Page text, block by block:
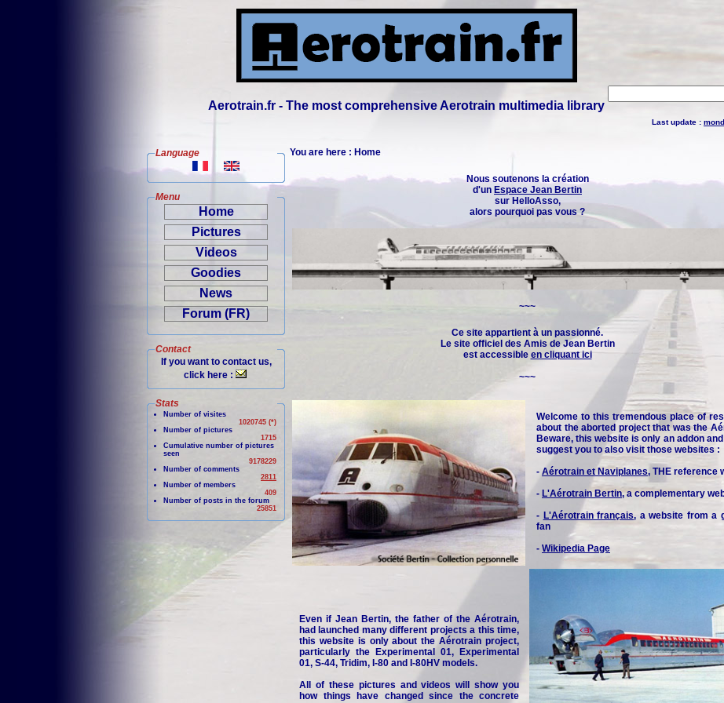
Aerotrain.fr - The most comprehensive Aerotrain multimedia library
Last update :
Language
Menu
Home
Pictures
Videos
Goodies
News
Forum (FR)
Contact
If you want to contact us,
click here :
Stats
Number of visites
1020745 (*)
Number of pictures
1715
Cumulative number of pictures
seen
9178229
Number of comments
2811
Number of members
409
Number of posts in the forum
25851
You are here : Home
Nous soutenons la création
d'un Espace Jean Bertin
sur HelloAsso,
alors pourquoi pas vous ?
~~~
Ce site appartient à un passionné.
Le site officiel des Amis de Jean Bertin
est accessible en cliquant ici
~~~
Welcome to this tremendous place of
about the aborted project that was the
Beware, this website is only an addon
suggest you to also visit those websites :
- Aérotrain et Naviplanes, THE reference
- L'Aérotrain Bertin, a complementary
- L'Aérotrain français, a website from a
fan
- Wikipedia Page
Even if Jean Bertin, the father of the Aérotrain,
had launched many different projects a this time,
this website is only about the Aérotrain project,
particularly the Experimental 01, Experimental
01, S-44, Tridim, I-80 and I-80HV models.
All of these pictures and videos will show you
how things have changed since the concrete